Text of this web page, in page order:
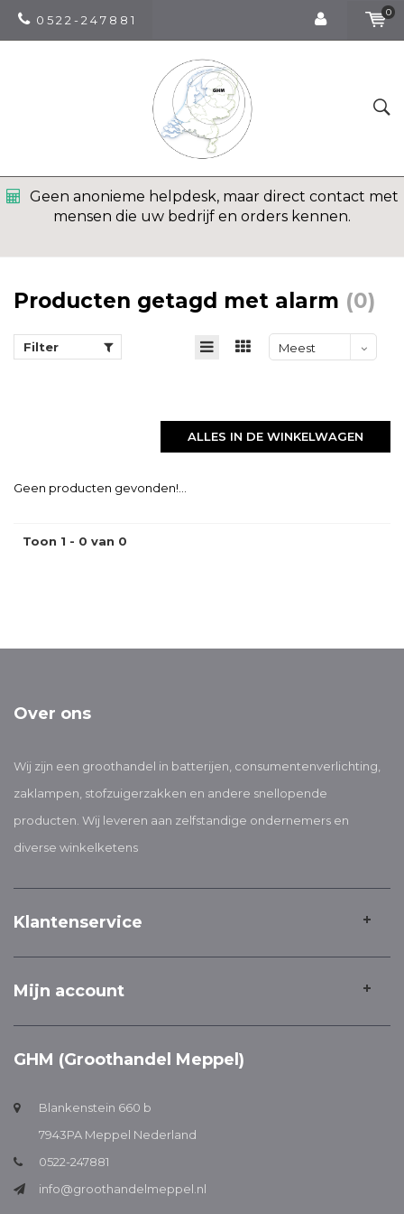
0 5 2 2 - 2 4 7 8 8 1
0
Geen anonieme helpdesk, maar direct contact met
mensen die uw bedrijf en orders kennen.
Producten getagd met alarm (0)
Filter
Meest
ALLES IN DE WINKELWAGEN
Geen producten gevonden!...
Toon 1 - 0 van 0
Over ons
Wij zijn een groothandel in batterijen, consumentenverlichting,
zaklampen, stofzuigerzakken en andere snellopende
producten. Wij leveren aan zelfstandige ondernemers en
diverse winkelketens
Klantenservice
Mijn account
GHM (Groothandel Meppel)
Blankenstein 660 b
7943PA Meppel Nederland
0522-247881
info@groothandelmeppel.nl